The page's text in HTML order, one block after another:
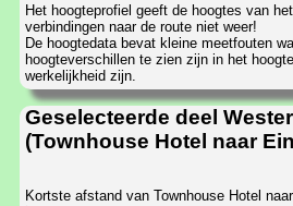
Het hoogteprofiel geeft de hoogtes van
verbindingen naar de route niet weer!
De hoogtedata bevat kleine meetfouten
hoogteverschillen te zien zijn in het
werkelijkheid zijn.
Geselecteerde deel
(Townhouse Hotel naar
Kortste afstand van Townhouse Hotel